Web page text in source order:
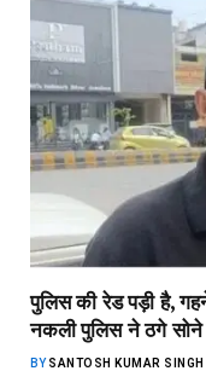
पुलिस की रेड पड़ी है,
नकली पुलिस ने ठगे
BY SANTOSH KUMAR SINGH